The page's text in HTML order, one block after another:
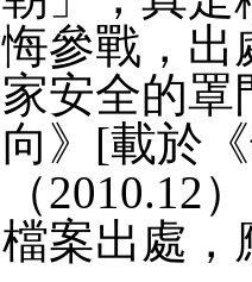
悔參戰，出
家安全的
向》[載於
（2010.12
檔案出處，